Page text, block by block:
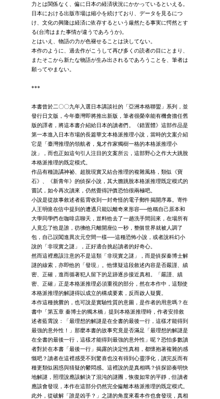
力とは関係なく、偏に日本の経済状況にかかっているといえる。
日本における出版市場は縮小を続けており、データを見るにつ
け、文化の興隆は経済に依存するという厳然たる事実に愕然とす
る(台湾はまた事情が違うであろうか)。
とはいえ、物語の力が色褪せることは決してない。
本作のように、過去作がこうして再び多くの読者の目にとまり、
またそこから新たな物語が生み出されるであろうことを、筆者は
願ってやまない。
***
本書曾於二〇〇九年入選日本講談社的「亞洲本格聯盟」系列，並
發行日文版，今年臺灣即將推出新版，筆者很榮幸能有機會擔任舊
版的譯者，將這本書介紹給日本的讀者們。《錯置體》這部作品是
第一本進入日本市場的長篇華文本格派推理小說，當時的文案介紹
它是「臺灣推理的領航者，鬼才作家獨樹一格的本格派推理小
說」，而也正如這句引人注目的文案所云，這部野心之作大大跳脫
本格派推理的既定模式。
作品有種詭譎神祕、超脫現實又結合推理的複雜風格，類似《寶
石》、《新青年》的偵探小說，其大膽跳脫本格派推理既定模式的
嘗試，如今再次讀來，仍然覺得評價恐怕很兩極吧。
小說是從故事敘述者藍霄收到一封奇怪的電子郵件揭開序幕。寄件
人王明億在信中提到的遭遇只能以離奇來形容──他稱自己原本和
大學同學們在咖啡店聊天，豈料他去了一趟洗手間回來，在場所有
人竟忘了他是誰，彷彿他只離開座位一秒，整個世界就被人調了
包，自己誤闖進異次元空間一樣──這種恐怖小說，或者說科幻小
說的「非現實之謎」，正好適合挑起讀者的好奇心。
然而這裡應該注意的不是這類「非現實之謎」，而是偵探秦博士解
謎的線索，亦即他的「發現」。他懷疑這段敘述內容是否嚴謹、縝
密、正確，進而循著犯人留下的足跡逐步接近真相。「嚴謹、縝
密、正確」正是本格派推理必須重視的部分，然在本作中，這類使
本格派推理的解謎得以成立的構成要素，反而啟人疑竇。
本作這種挑釁的，也可說是實驗性質的意圖，是作者的用意嗎？在
書中「第五章 秦博士的獨木橋」提到本格派推理時，作者安排敘
述者藍霄說：「最理想的解謎是在全書的最後一行，這樣才能得到
最強的意外性！」那麼本書的故事究竟是否滿足「最理想的解謎是
在全書的最後一行，這樣才能得到最強的意外性」呢？恐怕多數讀
者對於在本書「最後一行」揭露的決定性真相，都懷抱著複雜的感
慨吧？讀者在這裡感受不到驚喜也沒有得到心靈淨化，讀完反而有
種更類似困惑與猜疑的鬱悶感。這裡說的是真相嗎？偵探節奏明快
地解謎，照理說應該解決了混沌的謎團，恢復如常的平靜，但讀者
應該會發現，本作在這部分仍然完全偏離本格派推理的既定模式。
此外，從破解「誰是凶手？」之謎的角度來看本作也會發現，真相